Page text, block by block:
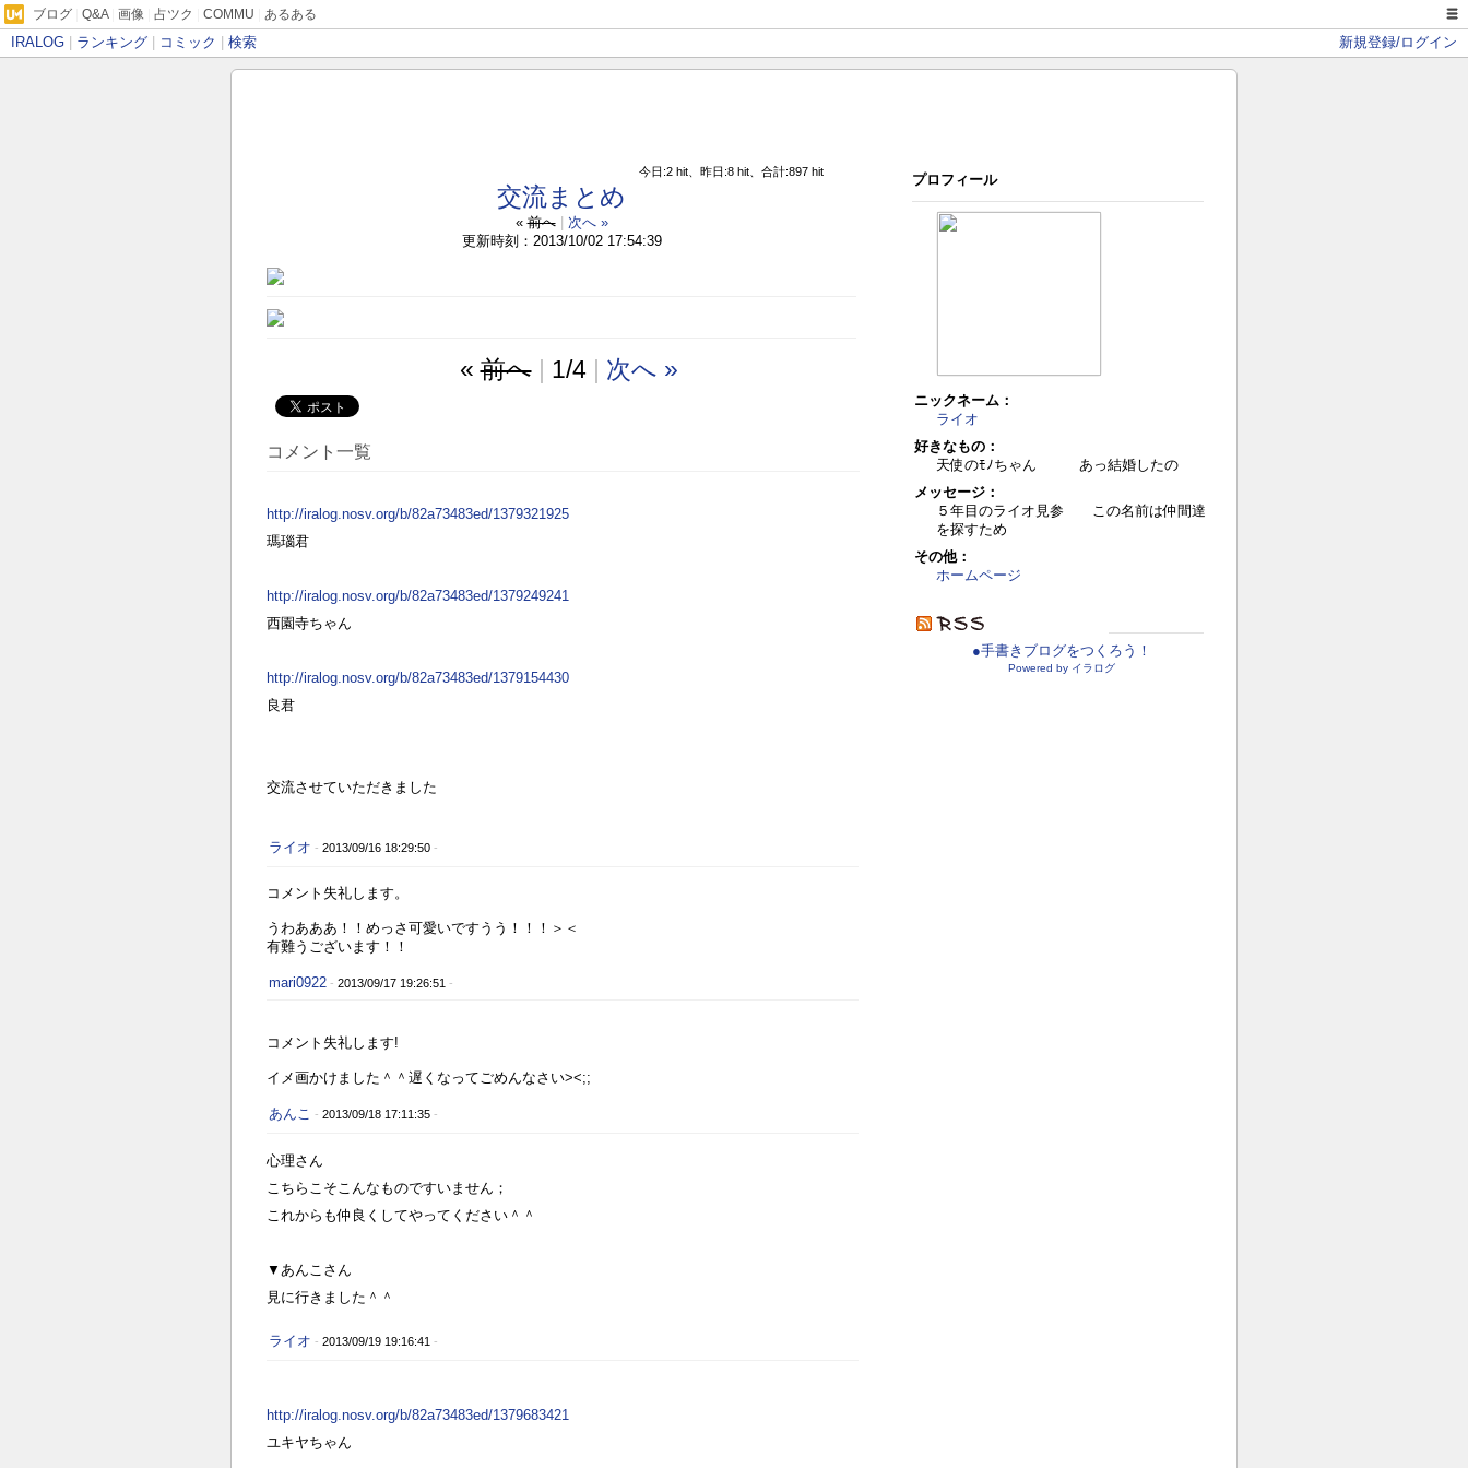
ブログ Q&A| 画像 占ツク COMMU あるある
IRALOG ランキング コミック 検索 新規登録/ログイン
今日:2 hit、昨日:8 hit、合計:897 hit
交流まとめ
«前へ
次へ »
更新時刻：2013/10/02 17:54:39
«前へ | 1/4 | 次へ »
コメント一覧
http://iralog.nosv.org/b/82a73483ed/1379321925
瑪瑙君
http://iralog.nosv.org/b/82a73483ed/1379249241
西園寺ちゃん
http://iralog.nosv.org/b/82a73483ed/1379154430
良君
交流させていただきました
ライオ - 2013/09/16 18:29:50 -
コメント失礼します。
うわあああ！！めっさ可愛いですうう！！！＞＜
有難うございます！！
mari0922 - 2013/09/17 19:26:51 -
コメント失礼します!
イメ画かけました＾＾遅くなってごめんなさい><;;
あんこ - 2013/09/18 17:11:35 -
心理さん
こちらこそこんなものですいません；
これからも仲良くしてやってください＾＾
▼あんこさん
見に行きました＾＾
ライオ - 2013/09/19 19:16:41 -
http://iralog.nosv.org/b/82a73483ed/1379683421
ユキヤちゃん
プロフィール
ニックネーム：
ライオ
好きなもの：
天使のﾓﾉちゃん あっ結婚したの
メッセージ：
５年目のライオ見参 この名前は仲間達
を探すため
その他：
ホームページ
●手書きブログをつくろう！
Powered by イラログ